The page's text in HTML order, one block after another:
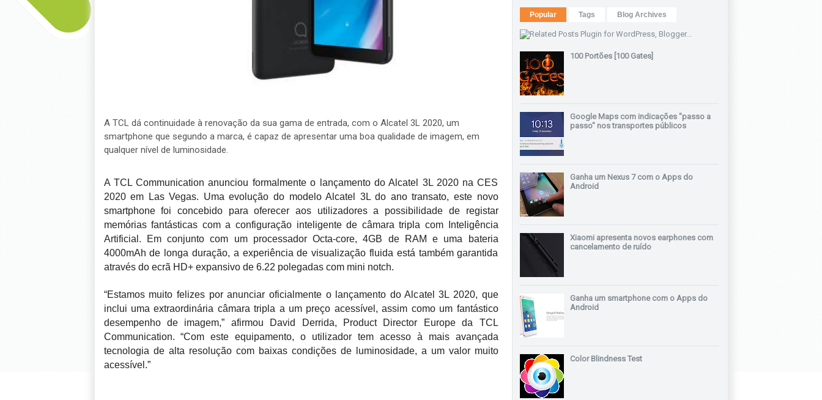
A TCL dá continuidade à renovação da sua gama de entrada, com o Alcatel 3L 2020, um
smartphone que segundo a marca, é capaz de apresentar uma boa qualidade de imagem, em
qualquer nível de luminosidade.
A TCL Communication anunciou formalmente o lançamento do Alcatel 3L 2020 na CES
2020 em Las Vegas. Uma evolução do modelo Alcatel 3L do ano transato, este novo
smartphone foi concebido para oferecer aos utilizadores a possibilidade de registar
memórias fantásticas com a configuração inteligente de câmara tripla com Inteligência
Artificial. Em conjunto com um processador Octa-core, 4GB de RAM e uma bateria
4000mAh de longa duração, a experiência de visualização fluida está também garantida
através do ecrã HD+ expansivo de 6.22 polegadas com mini notch.
“Estamos muito felizes por anunciar oficialmente o lançamento do Alcatel 3L 2020, que
inclui uma extraordinária câmara tripla a um preço acessível, assim como um fantástico
desempenho de imagem,” afirmou David Derrida, Product Director Europe da TCL
Communication. “Com este equipamento, o utilizador tem acesso à mais avançada
tecnologia de alta resolução com baixas condições de luminosidade, a um valor muito
acessível.”
Popular Tags Blog Archives
100 Portões [100 Gates]
Google Maps com indicações "passo a
passo" nos transportes públicos
Ganha um Nexus 7 com o Apps do
Android
Xiaomi apresenta novos earphones com
cancelamento de ruído
Ganha um smartphone com o Apps do
Android
Color Blindness Test